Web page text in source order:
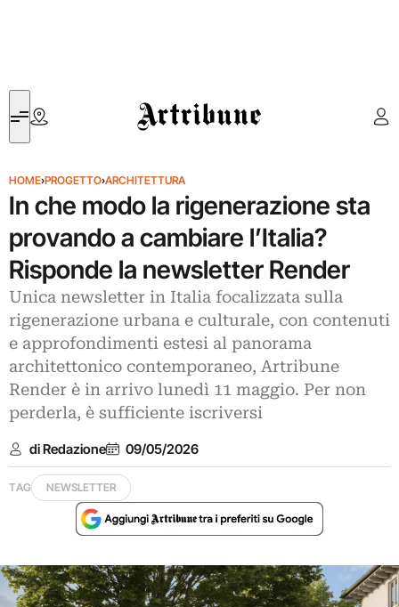
Artribune
HOME›PROGETTO›ARCHITETTURA
In che modo la rigenerazione sta
provando a cambiare l’Italia?
Risponde la newsletter Render
Unica newsletter in Italia focalizzata sulla
rigenerazione urbana e culturale, con contenuti
e approfondimenti estesi al panorama
architettonico contemporaneo, Artribune
Render è in arrivo lunedì 11 maggio. Per non
perderla, è sufficiente iscriversi
di Redazione 09/05/2026
TAG NEWSLETTER